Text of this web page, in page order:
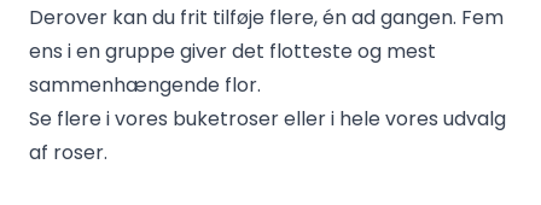
Derover kan du frit tilføje flere, én ad gangen. Fem
ens i en gruppe giver det flotteste og mest
sammenhængende flor.
Se flere i vores buketrosereller i hele vores udvalg
af roser.